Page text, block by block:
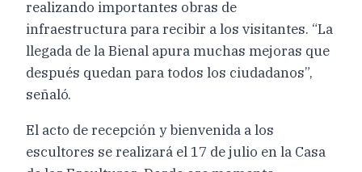
realizando importantes obras de
infraestructura para recibir a los visitantes. “La
llegada de la Bienal apura muchas mejoras que
después quedan para todos los ciudadanos”,
señaló.
El acto de recepción y bienvenida a los
escultores se realizará el 17 de julio en la Casa